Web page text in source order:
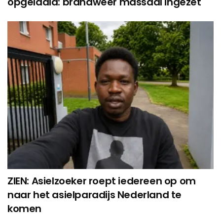
ZIEN: Asielzoeker roept iedereen op om
naar het asielparadijs Nederland te
komen